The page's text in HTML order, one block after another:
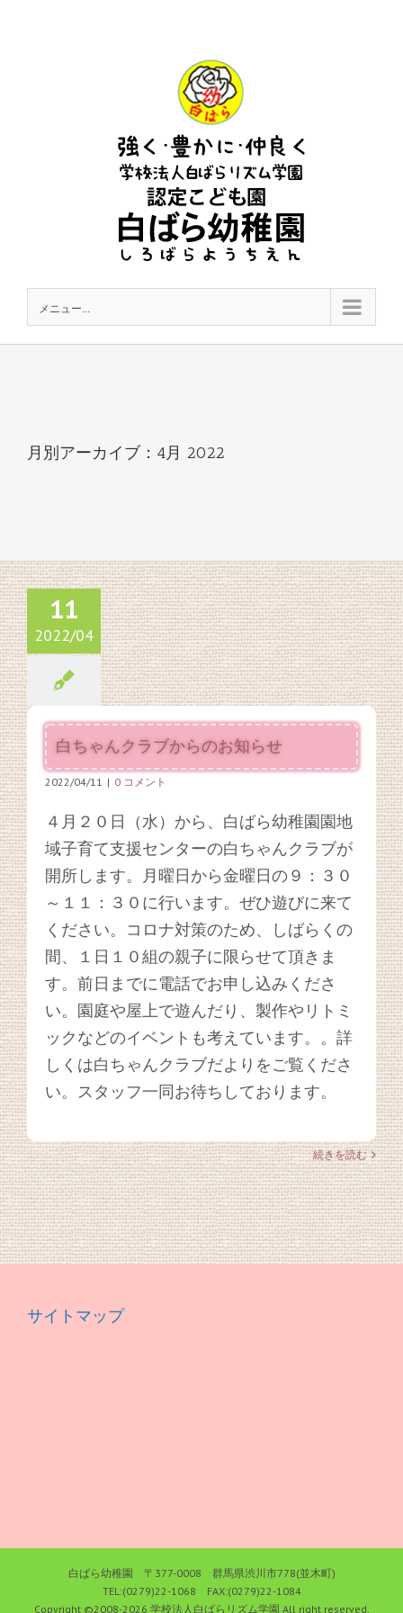
メニュー...
月別アーカイブ： 4月 2022
11
2022/04
白ちゃんクラブからのお知らせ
2022/04/11 | 0 コメント
４月２０日（水）から、白ばら幼稚園園地
域子育て支援センターの白ちゃんクラブが
開所します。月曜日から金曜日の９：３０
～１１：３０に行います。ぜひ遊びに来て
ください。コロナ対策のため、しばらくの
間、１日１０組の親子に限らせて頂きま
す。前日までに電話でお申し込みくださ
い。園庭や屋上で遊んだり、製作やリトミ
ックなどのイベントも考えています。。詳
しくは白ちゃんクラブだよりをご覧くださ
い。スタッフ一同お待ちしております。
続きを読む
サイトマップ
白ばら幼稚園 〒377-0008 群馬県渋川市778(並木町)
TEL:(0279)22-1068 FAX:(0279)22-1084
Copyright ©2008-2026 学校法人白ばらリズム学園 All right reserved.